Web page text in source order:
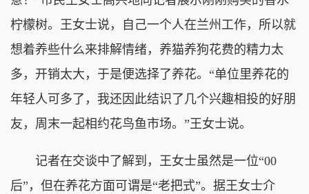
柠檬树。王女士说，自己一个人在兰州工作，所以就
想着养些什么来排解情绪，养猫养狗花费的精力太
多，开销太大，于是便选择了养花。“单位里养花的
年轻人可多了，我还因此结识了几个兴趣相投的好朋
友，周末一起相约花鸟鱼市场。”王女士说。
记者在交谈中了解到，王女士虽然是一位“00
后”，但在养花方面可谓是“老把式”。据王女士介